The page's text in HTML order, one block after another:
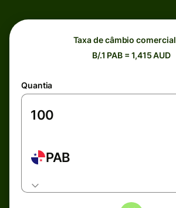
Taxa de câmbio comercial
B/.1 PAB = 1,415 AUD
Quantia
PAB